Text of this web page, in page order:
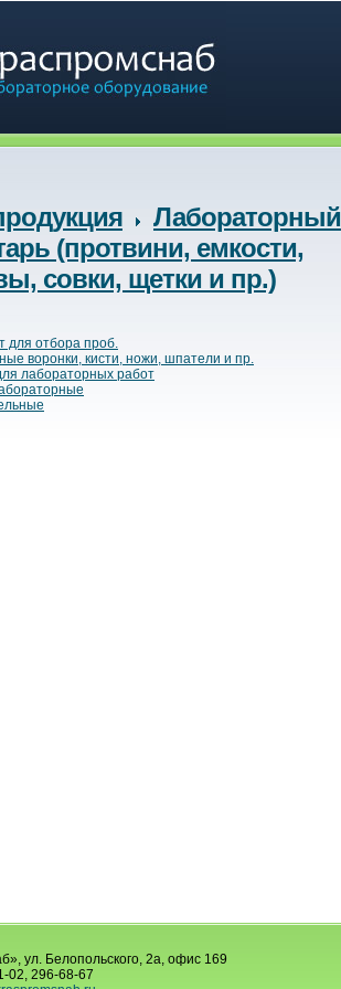
Лабораторный
(протвини, емкости,
совки, щетки и пр.)
для отбора проб.
воронки, кисти, ножи, шпатели и пр.
лабораторных работ
ул. Белопольского, 2а, офис 169
02, 296-68-67